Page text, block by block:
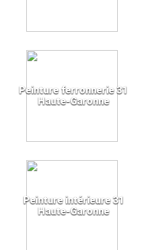
Peinture ferronnerie 31
Haute-Garonne
Peinture intérieure 31
Haute-Garonne